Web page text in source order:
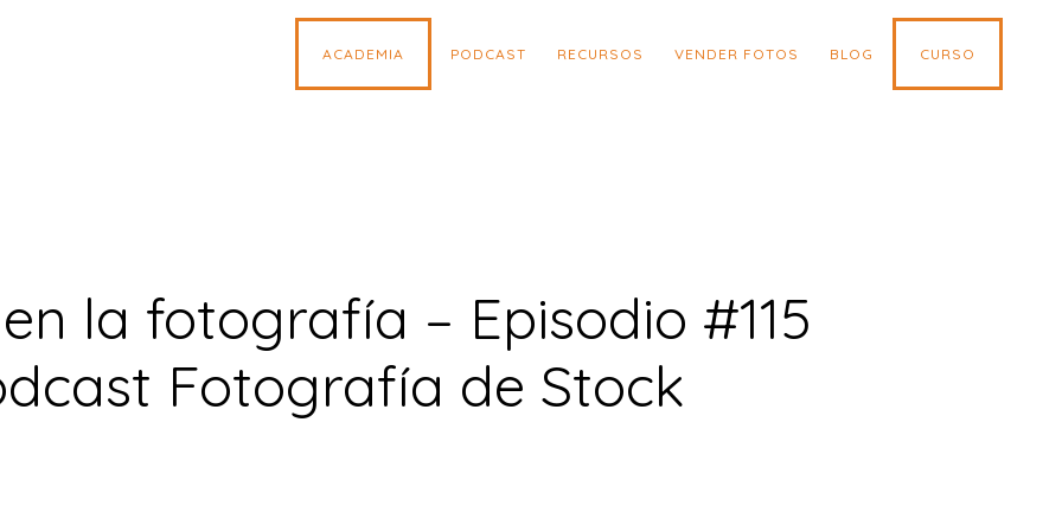
ACADEMIA PODCAST RECURSOS VENDER FOTOS BLOG CURSO
la fotografía – Episodio #115
Fotografía de Stock